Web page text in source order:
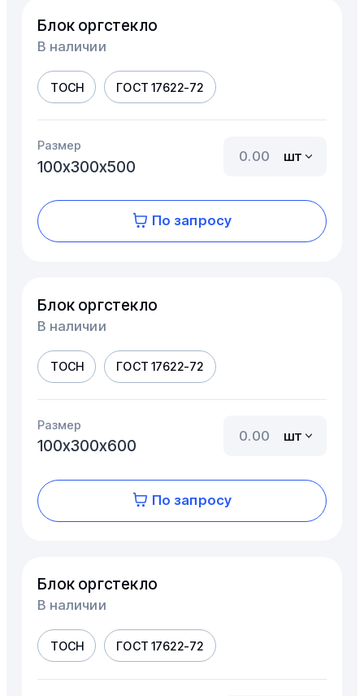
Блок оргстекло
В наличии
ТОСН ГОСТ 17622-72
Размер
100х300х500
шт
По запросу
Блок оргстекло
В наличии
ТОСН ГОСТ 17622-72
Размер
100х300х600
шт
По запросу
Блок оргстекло
В наличии
ТОСН ГОСТ 17622-72